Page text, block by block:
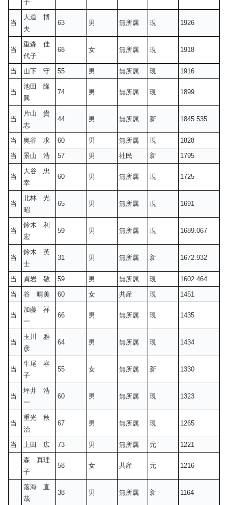
子
当
大道 博
夫
63 男 無所属 現 1926
当
重森 佳
代子
68 女 無所属 現 1918
当 山下 守 55 男 無所属 現 1916
当
池田 隆
興
74 男 無所属 現 1899
当
片山 貴
志
44 男 無所属 新 1845.535
当 奥谷 求 60 男 無所属 現
1828
当
景山 浩 57 男 社民 新 1795
当
大谷 忠
幸
60 男 無所属 現 1725
当
北林 光
昭
65 男 無所属 現 1691
当
鈴木 利
宏
59 男 無所属 現 1689.067
当
鈴木 英
士
31 男 無所属 新 1672.932
当 貞岩 敬 59 男 無所属 現
1602.464
当
谷 晴美 60 女 共産 現 1451
当
加藤 祥
一
66 男 無所属 現 1435
当
玉川 雅
彦
64 男 無所属 現 1434
当
牛尾 容
子
55 女 無所属 新 1330
当
坪井 浩
一
60 男 無所属 現 1323
当
重光 秋
治
67 男 無所属 現 1265
当 上田 広 73 男 無所属 元
1221
森 真理
子
58 女 共産 元 1216
落海 直
哉
38 男 無所属 新 1164